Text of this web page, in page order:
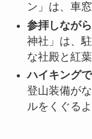
ン」は、車
参拝しなが
神社」は、
な社殿と紅
ハイキング
登山装備が
ルをくぐる